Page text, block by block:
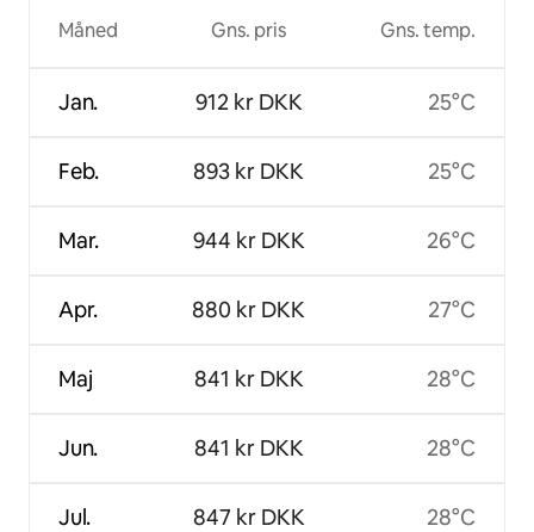
Måned
Jan.
Feb.
Mar.
Apr.
Maj
Jun.
Jul.
Gns. pris
912 kr DKK
893 kr DKK
944 kr DKK
880 kr DKK
841 kr DKK
841 kr DKK
847 kr DKK
Gns. temp.
25°C
25°C
26°C
27°C
28°C
28°C
28°C